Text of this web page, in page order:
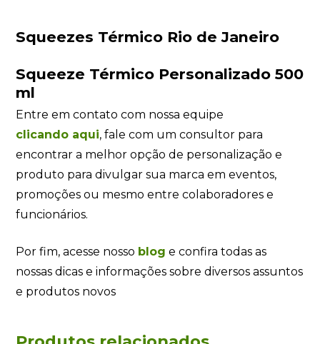
Squeezes Térmico Rio de Janeiro
Squeeze Térmico Personalizado 500
ml
Entre em contato com nossa equipe
clicando aqui, fale com um consultor para
encontrar a melhor opção de personalização e
produto para divulgar sua marca em eventos,
promoções ou mesmo entre colaboradores e
funcionários.
Por fim, acesse nosso blog e confira todas as
nossas dicas e informações sobre diversos assuntos
e produtos novos